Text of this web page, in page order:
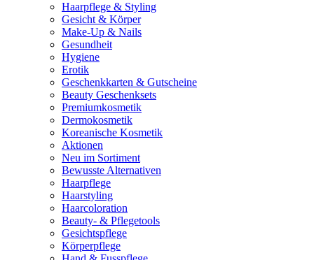
Haarpflege & Styling
Gesicht & Körper
Make-Up & Nails
Gesundheit
Hygiene
Erotik
Geschenkkarten & Gutscheine
Beauty Geschenksets
Premiumkosmetik
Dermokosmetik
Koreanische Kosmetik
Aktionen
Neu im Sortiment
Bewusste Alternativen
Haarpflege
Haarstyling
Haarcoloration
Beauty- & Pflegetools
Gesichtspflege
Körperpflege